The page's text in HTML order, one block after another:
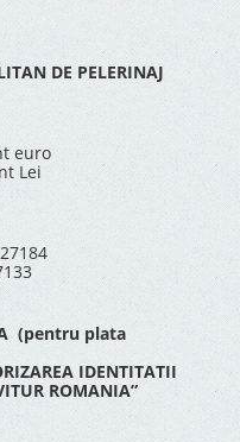
DE PELERINAJ
euro
Lei
(pentru plata
IDENTITATII
ROMANIA”